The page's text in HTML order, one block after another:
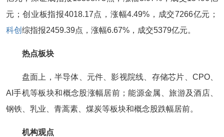
元；创业板指报4018.17点，涨幅4.49%，成交7266亿元；
科创 综指报2459.39点，涨幅6.67%，成交5379亿元。
热点板块
盘面上，半导体、元件、影视院线、存储芯片、CPO、
AI手机等板块和概念股涨幅居前；能源金属、旅游及酒店、
钢铁、乳业、青蒿素、煤炭等板块和概念股跌幅居前。
机构观点